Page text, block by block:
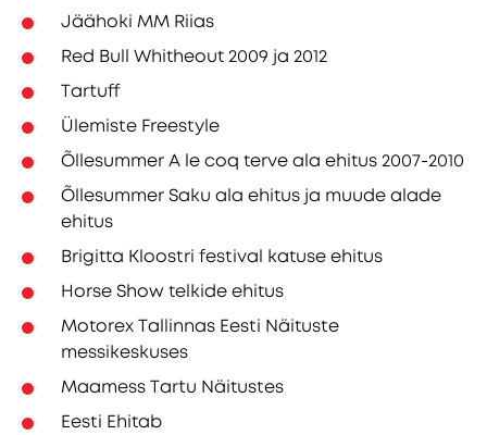
Jäähoki MM Riias
Red Bull Whitheout 2009 ja 2012
Tartuff
Ülemiste Freestyle
Õllesummer A le coq terve ala ehitus 2007-2010
Õllesummer Saku ala ehitus ja muude alade
ehitus
Brigitta Kloostri festival katuse ehitus
Horse Show telkide ehitus
Motorex Tallinnas Eesti Näituste
messikeskuses
Maamess Tartu Näitustes
Eesti Ehitab